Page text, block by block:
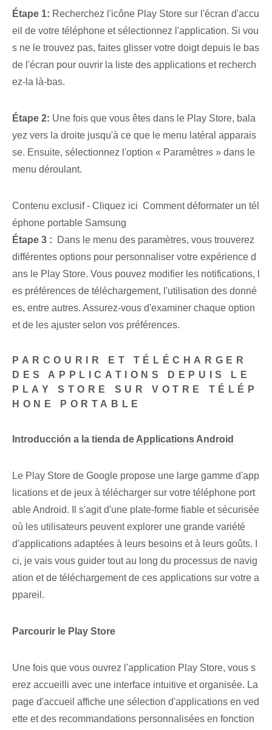
Étape 1: Recherchez l'icône Play Store sur l'écran d'accu
eil de votre téléphone et sélectionnez l'application. Si vou
s ne le trouvez pas, faites glisser votre doigt depuis le bas
de l'écran pour ouvrir la liste des applications et recherch
ez-la là-bas.
Étape 2: Une fois que vous êtes dans le Play Store, bala
yez vers la droite jusqu'à ce que le menu latéral apparais
se. Ensuite, sélectionnez l'option « Paramètres » dans le
menu déroulant.
Contenu exclusif - Cliquez ici Comment déformater un tél
éphone portable Samsung
Étape ⁢3 : ‌
Dans le menu des paramètres, vous trouverez
différentes options pour personnaliser votre expérience d
ans le Play Store. Vous pouvez modifier les notifications, l
es préférences de téléchargement, l'utilisation des donné
es, entre autres. Assurez-vous d'examiner chaque option
et de les ajuster selon vos préférences.
PARCOURIR ET TÉLÉCHARGER
DES APPLICATIONS DEPUIS LE
PLAY STORE SUR VOTRE TÉLÉP
HONE PORTABLE
Introducción a la tienda de Applications Android
Le Play Store de Google propose une large gamme d'app
lications et de jeux à télécharger sur votre téléphone port
able Android. Il s'agit d'une plate-forme fiable⁢ et​ sécurisée
où les utilisateurs peuvent explorer une grande variété
d'applications adaptées à leurs besoins⁤ et à leurs goûts. I
ci, je vais vous guider tout au long du processus de navig
ation et de téléchargement de ces applications sur votre a
ppareil.
Parcourir le Play Store
Une fois que vous ouvrez l'application Play Store, vous s
erez accueilli avec une interface intuitive et organisée. La
page d'accueil affiche une sélection d'applications en ved
ette et des recommandations personnalisées en fonction